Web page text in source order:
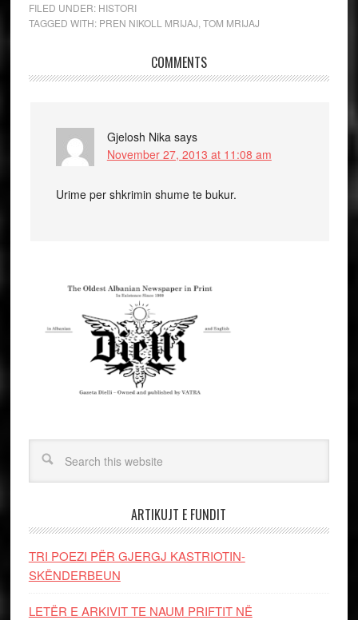
FILED UNDER: HISTORI
TAGGED WITH: PREN NIKOLL MRIJAJ TOM MRIJAJ
COMMENTS
Gjelosh Nika says
November 27, 2013 at 11:08 am
Urime per shkrimin shume te bukur.
ARTIKUJT E FUNDIT
TRI POEZI PËR GJERGJ KASTRIOTIN-
SKËNDERBEUN
LETËR E ARKIVIT TE NAUM PRIFTIT NË